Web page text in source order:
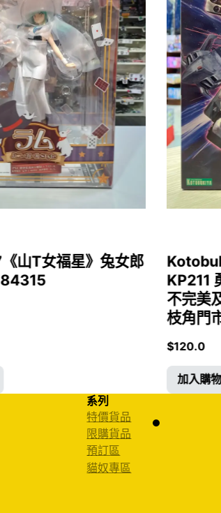
山T女福星》兔女郎
KP211
不完美
枝角門
$120.0
加入購
系列
特價貨品
限購貨品
預訂區
貓奴專區